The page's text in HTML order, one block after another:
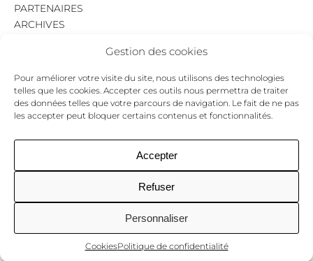
Gestion des cookies
Pour améliorer votre visite du site, nous utilisons des technologies
telles que les cookies. Accepter ces outils nous permettra de traiter
des données telles que votre parcours de navigation. Le fait de ne pas
les accepter peut bloquer certains contenus et fonctionnalités.
Accepter
Refuser
Personnaliser
CookiesPolitique de confidentialité
PARTENAIRES
ARCHIVES
MENTIONS LÉGALES
POLITIQUE DE CONFIDENTIALITÉ
COOKIES
NEWSLETTER
pour ne jamais passer à côté d’un événement.